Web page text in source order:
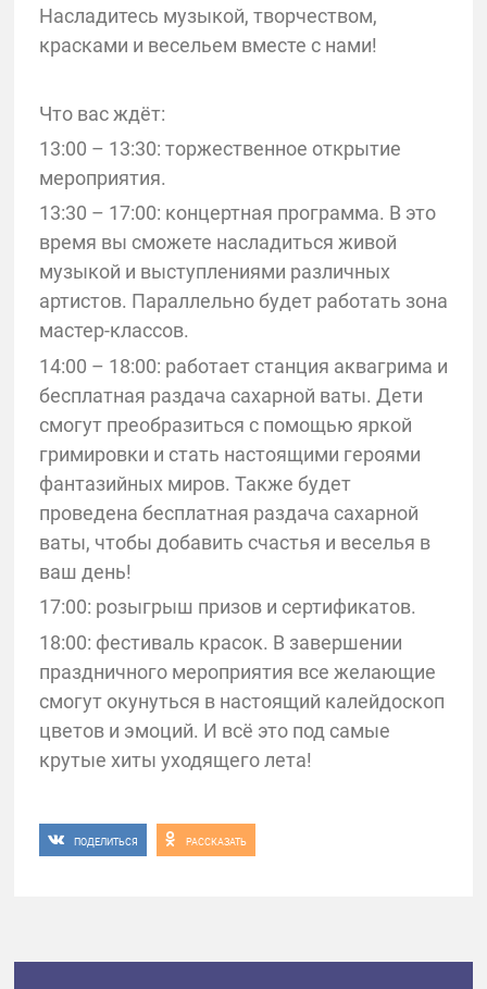
Насладитесь музыкой, творчеством,
красками и весельем вместе с нами!
Что вас ждёт:
13:00 – 13:30: торжественное открытие
мероприятия.
13:30 – 17:00: концертная программа. В это
время вы сможете насладиться живой
музыкой и выступлениями различных
артистов. Параллельно будет работать зона
мастер-классов.
14:00 – 18:00: работает станция аквагрима и
бесплатная раздача сахарной ваты. Дети
смогут преобразиться с помощью яркой
гримировки и стать настоящими героями
фантазийных миров. Также будет
проведена бесплатная раздача сахарной
ваты, чтобы добавить счастья и веселья в
ваш день!
17:00: розыгрыш призов и сертификатов.
18:00: фестиваль красок. В завершении
праздничного мероприятия все желающие
смогут окунуться в настоящий калейдоскоп
цветов и эмоций. И всё это под самые
крутые хиты уходящего лета!
ПОДЕЛИТЬСЯ РАССКАЗАТЬ